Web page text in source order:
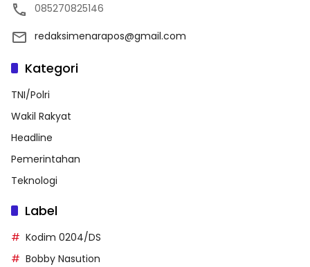
085270825146
redaksimenarapos@gmail.com
Kategori
TNI/Polri
Wakil Rakyat
Headline
Pemerintahan
Teknologi
Label
Kodim 0204/DS
Bobby Nasution